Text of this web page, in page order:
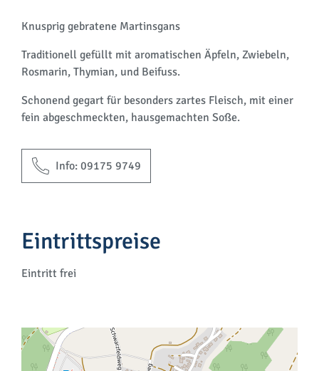
Knusprig gebratene Martinsgans
Traditionell gefüllt mit aromatischen Äpfeln, Zwiebeln,
Rosmarin, Thymian, und Beifuss.
Schonend gegart für besonders zartes Fleisch, mit einer
fein abgeschmeckten, hausgemachten Soße.
Info: 09175 9749
Eintrittspreise
Eintritt frei